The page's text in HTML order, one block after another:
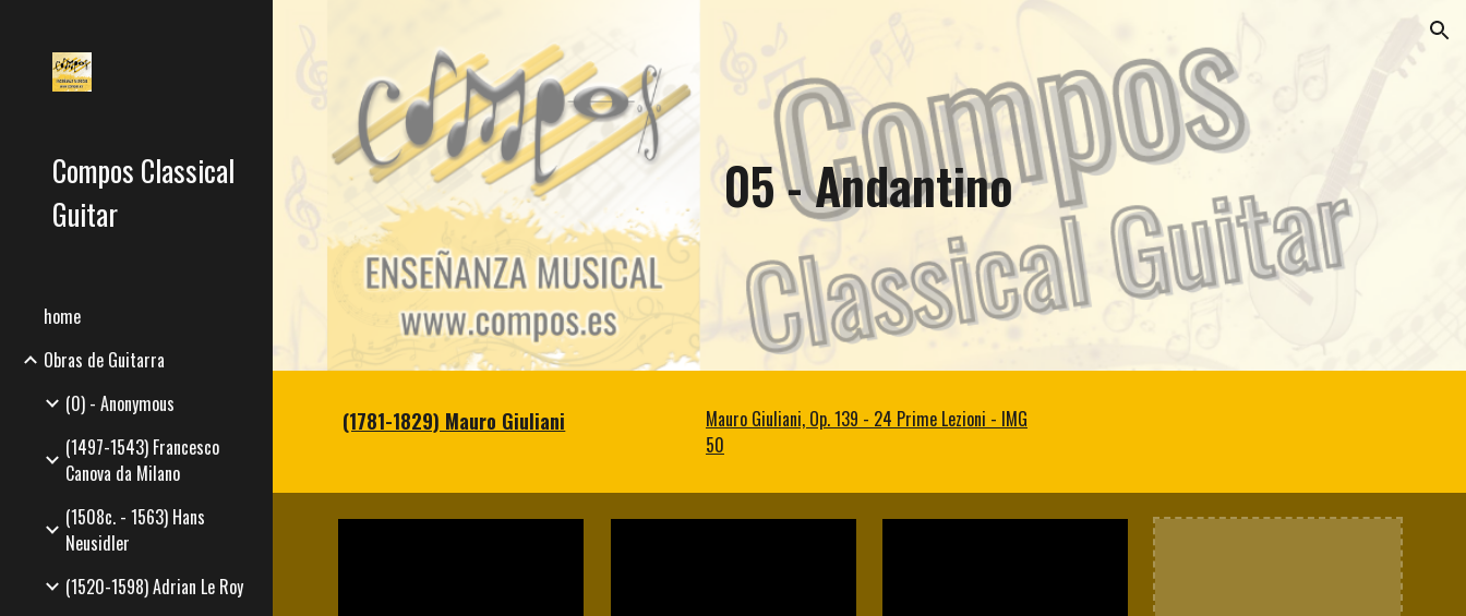
Skip to main content
Compos Classical
Guitar
home
Obras de Guitarra
(0) - Anonymous
(1497-1543) Francesco
Canova da Milano
(1508c. - 1563) Hans
Neusidler
(1520-1598) Adrian Le Roy
05 - Andantino
(1781-1829) Mauro Giuliani
Mauro Giuliani, Op. 139 - 24 Prime Lezioni - IMG
50